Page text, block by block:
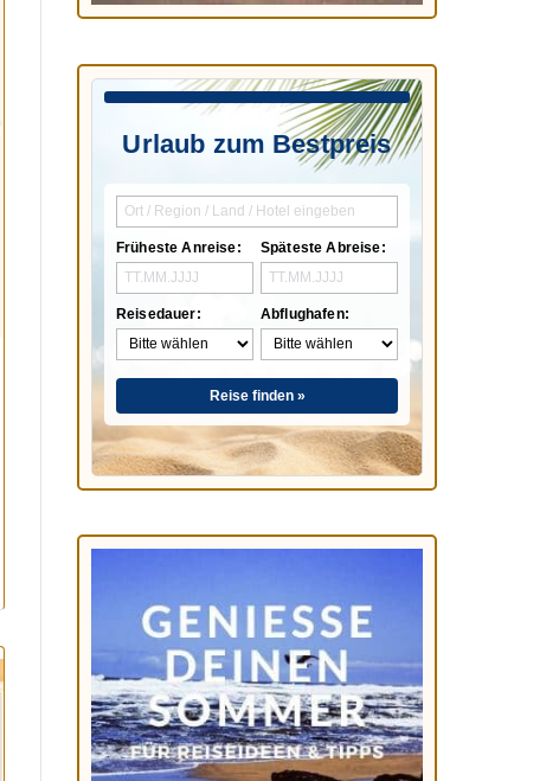
Urlaub zum Bestpreis
Früheste Anreise:
Reisedauer:
Späteste Abreise:
Abflughafen:
Reise finden »